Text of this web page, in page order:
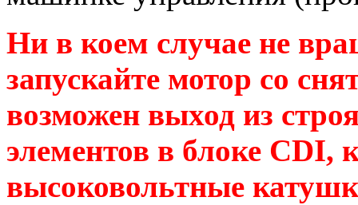
Ни в коем случае не
запускайте мотор со
возможен выход из
элементов в блоке CDI,
высоковольтные